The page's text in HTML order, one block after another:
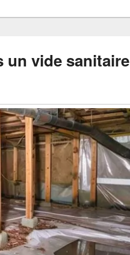
un vide sanitaire